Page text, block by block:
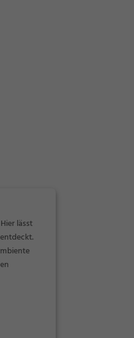
lässt